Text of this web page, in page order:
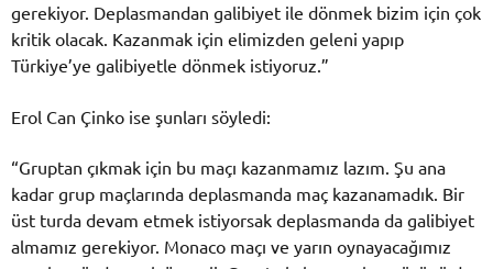
gerekiyor. Deplasmandan galibiyet ile dönmek bizim için çok
kritik olacak. Kazanmak için elimizden geleni yapıp
Türkiye’ye galibiyetle dönmek istiyoruz.”
Erol Can Çinko ise şunları söyledi:
“Gruptan çıkmak için bu maçı kazanmamız lazım. Şu ana
kadar grup maçlarında deplasmanda maç kazanamadık. Bir
üst turda devam etmek istiyorsak deplasmanda da galibiyet
almamız gerekiyor. Monaco maçı ve yarın oynayacağımız